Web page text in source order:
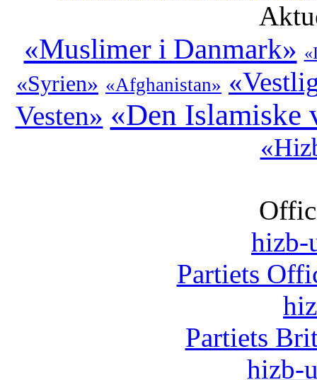
«Muslimer i Danmark»
«Syrien» «Afghanistan»
Vesten» «Den Islamiske
hizb-
Partiets
Partiets
hizb-